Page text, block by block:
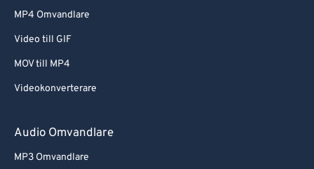
MP4 Omvandlare
Video till GIF
MOV till MP4
Videokonverterare
Audio Omvandlare
MP3 Omvandlare